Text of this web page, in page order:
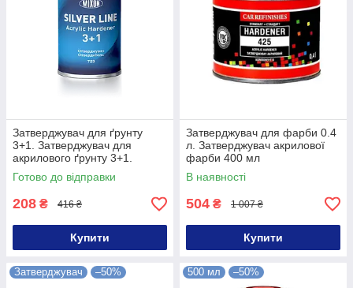
Затверджувач для ґрунту
3+1. Затверджувач для
акрилового ґрунту 3+1.
Затверджувач для ґрунтовки
3+1
Готово до відправки
208 ₴ 416 ₴
Купити
Затверджувач для фарби 0.4
л. Затверджувач акрилової
фарби 400 мл
В наявності
504 ₴ 1 007 ₴
Купити
Затверджувач –50% 500 мл –50%